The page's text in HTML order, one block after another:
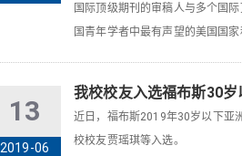
国际顶级期刊的审稿人与多个国
国青年学者中最有声望的美国国
13
2019-06
我校校友入选福布斯30
近日，福布斯2019年30岁以下亚
校校友贾瑶琪等入选。